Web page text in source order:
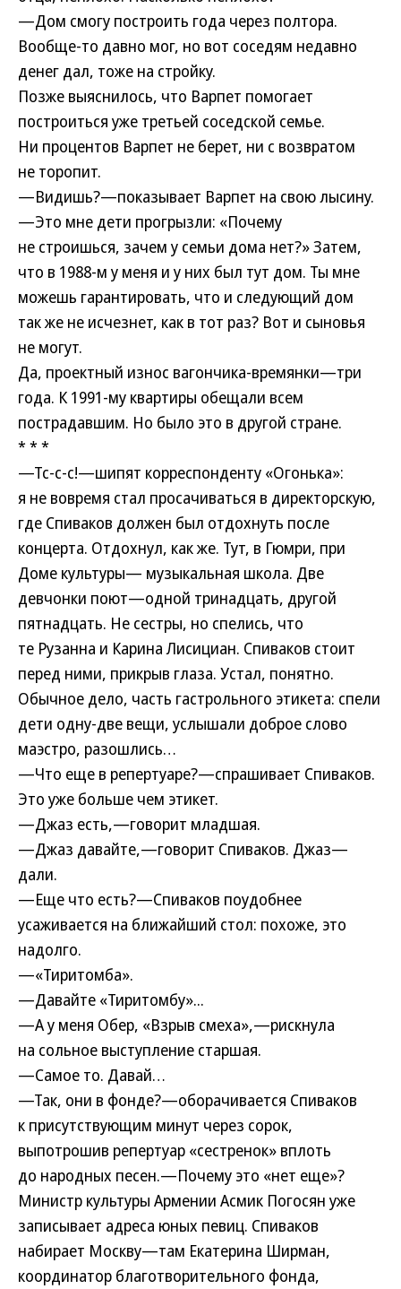
—Дом смогу построить года через полтора.
Вообще-то давно мог, но вот соседям недавно
денег дал, тоже на стройку.
Позже выяснилось, что Варпет помогает
построиться уже третьей соседской семье.
Ни процентов Варпет не берет, ни с возвратом
не торопит.
—Видишь?—показывает Варпет на свою лысину.
—Это мне дети прогрызли: «Почему
не строишься, зачем у семьи дома нет?» Затем,
что в 1988-м у меня и у них был тут дом. Ты мне
можешь гарантировать, что и следующий дом
так же не исчезнет, как в тот раз? Вот и сыновья
не могут.
Да, проектный износ вагончика-времянки—три
года. К1991-му квартиры обещали всем
пострадавшим. Но было это в другой стране.
* * *
—Тс-с-с!—шипят корреспонденту «Огонька»:
я не вовремя стал просачиваться в директорскую,
где Спиваков должен был отдохнуть после
концерта. Отдохнул, как же. Тут, в Гюмри, при
Доме культуры— музыкальная школа. Две
девчонки поют—одной тринадцать, другой
пятнадцать. Не сестры, но спелись, что
те Рузанна и Карина Лисициан. Спиваков стоит
перед ними, прикрыв глаза. Устал, понятно.
Обычное дело, часть гастрольного этикета: спели
дети одну-две вещи, услышали доброе слово
маэстро, разошлись…
—Что еще в репертуаре?—спрашивает Спиваков.
Это уже больше чем этикет.
—Джаз есть,—говорит младшая.
—Джаз давайте,—говорит Спиваков. Джаз—
дали.
—Еще что есть?—Спиваков поудобнее
усаживается на ближайший стол: похоже, это
надолго.
—«Тиритомба».
—Давайте «Тиритомбу»...
—А у меня Обер, «Взрыв смеха»,—рискнула
на сольное выступление старшая.
—Самое то. Давай…
—Так, они в фонде?—оборачивается Спиваков
к присутствующим минут через сорок,
выпотрошив репертуар «сестренок» вплоть
до народных песен.—Почему это «нет еще»?
Министр культуры Армении Асмик Погосян уже
записывает адреса юных певиц. Спиваков
набирает Москву—там Екатерина Ширман,
координатор благотворительного фонда,